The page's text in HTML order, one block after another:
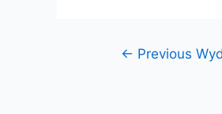
← Previous